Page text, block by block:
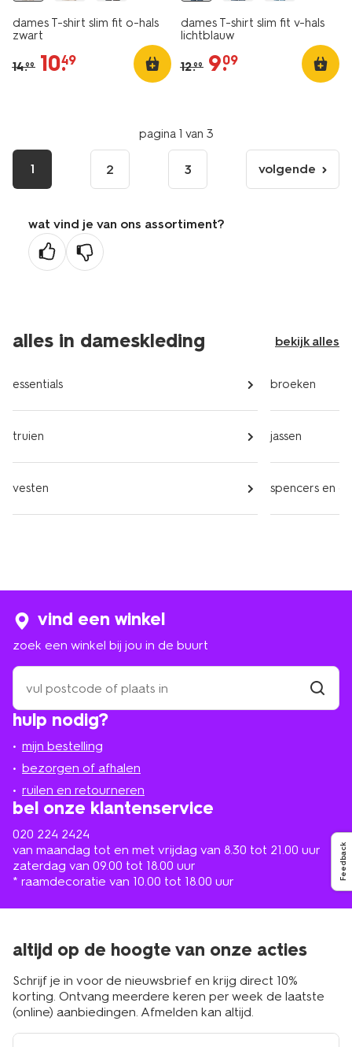
dames T-shirt slim fit o-hals
zwart
14.99 10.
49
dames T-shirt slim fit v-hals
lichtblauw
12.99 9.
09
pagina 1 van 3
1 2 3
volgende
pagina
volgende
wat vind je van ons assortiment?
Feedback
alles in dameskleding bekijk alles
essentials
truien
vesten
broeken
jassen
spencers en
hulp nodig?
mijn bestelling
bezorgen of afhalen
ruilen en retourneren
bel onze klantenservice
020 224 2424
van maandag tot en met vrijdag van 8.30 tot 21.00 uur
zaterdag van 09.00 tot 18.00 uur
* raamdecoratie van 10.00 tot 18.00 uur
vind een winkel
zoek een winkel bij jou in de buurt
zoek
een
winkel
bij
in
de
buurt
altijd op de hoogte van onze acties
Schrijf je in voor de nieuwsbrief en krijg direct 10%
korting. Ontvang meerdere keren per week de laatste
(online) aanbiedingen. Afmelden kan altijd.
e-